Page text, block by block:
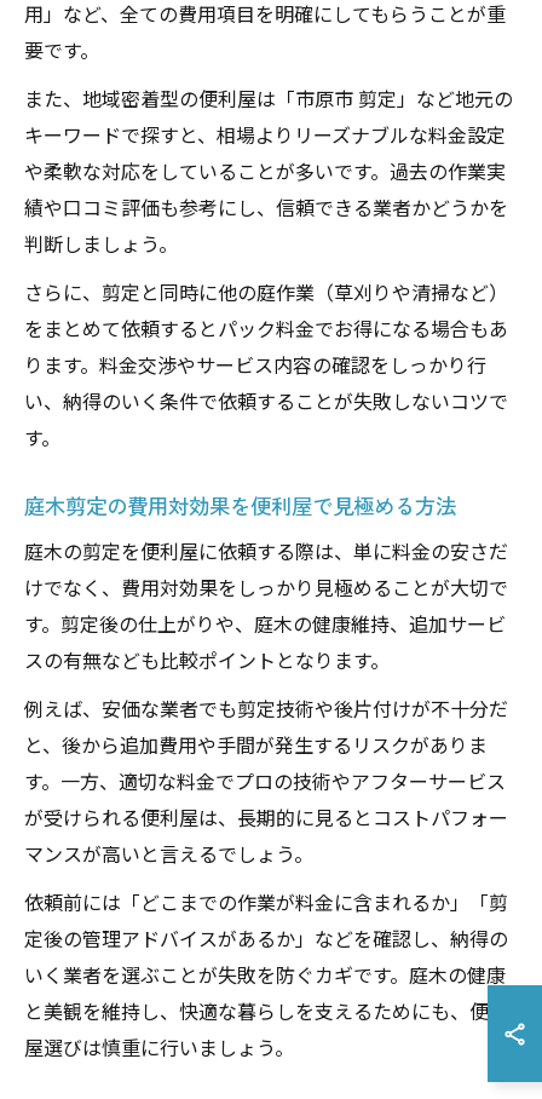
用」など、全ての費用項目を明確にしてもらうことが重
要です。
また、地域密着型の便利屋は「市原市 剪定」など地元の
キーワードで探すと、相場よりリーズナブルな料金設定
や柔軟な対応をしていることが多いです。過去の作業実
績や口コミ評価も参考にし、信頼できる業者かどうかを
判断しましょう。
さらに、剪定と同時に他の庭作業（草刈りや清掃など）
をまとめて依頼するとパック料金でお得になる場合もあ
ります。料金交渉やサービス内容の確認をしっかり行
い、納得のいく条件で依頼することが失敗しないコツで
す。
庭木剪定の費用対効果を便利屋で見極める方法
庭木の剪定を便利屋に依頼する際は、単に料金の安さだ
けでなく、費用対効果をしっかり見極めることが大切で
す。剪定後の仕上がりや、庭木の健康維持、追加サービ
スの有無なども比較ポイントとなります。
例えば、安価な業者でも剪定技術や後片付けが不十分だ
と、後から追加費用や手間が発生するリスクがありま
す。一方、適切な料金でプロの技術やアフターサービス
が受けられる便利屋は、長期的に見るとコストパフォー
マンスが高いと言えるでしょう。
依頼前には「どこまでの作業が料金に含まれるか」「剪
定後の管理アドバイスがあるか」などを確認し、納得の
いく業者を選ぶことが失敗を防ぐカギです。庭木の健康
と美観を維持し、快適な暮らしを支えるためにも、便利
屋選びは慎重に行いましょう。